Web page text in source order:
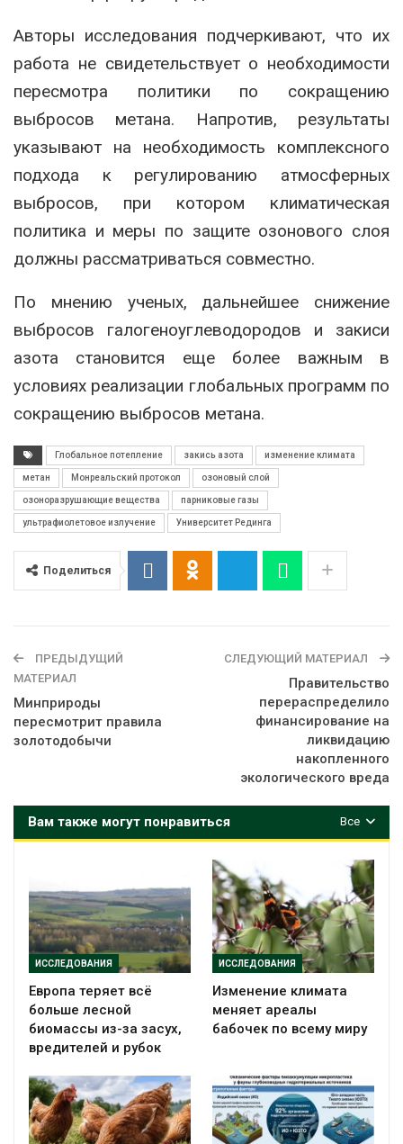
Авторы исследования подчеркивают, что их
работа не свидетельствует о необходимости
пересмотра политики по сокращению
выбросов метана. Напротив, результаты
указывают на необходимость комплексного
подхода к регулированию атмосферных
выбросов, при котором климатическая
политика и меры по защите озонового слоя
должны рассматриваться совместно.
По мнению ученых, дальнейшее снижение
выбросов галогеноуглеводородов и закиси
азота становится еще более важным в
условиях реализации глобальных программ по
сокращению выбросов метана.
Глобальное потепление закись азота изменение климата
метан Монреальский протокол озоновый слой
озоноразрушающие вещества парниковые газы
ультрафиолетовое излучение Университет Рединга
Поделиться
ПРЕДЫДУЩИЙ
МАТЕРИАЛ
Минприроды
пересмотрит правила
золотодобычи
СЛЕДУЮЩИЙ МАТЕРИАЛ
Правительство
перераспределило
финансирование на
ликвидацию
накопленного
экологического вреда
Все
Вам также могут понравиться
ИССЛЕДОВАНИЯ
Европа теряет всё
больше лесной
биомассы из-за засух,
вредителей и рубок
ИССЛЕДОВАНИЯ
Изменение климата
меняет ареалы
бабочек по всему миру